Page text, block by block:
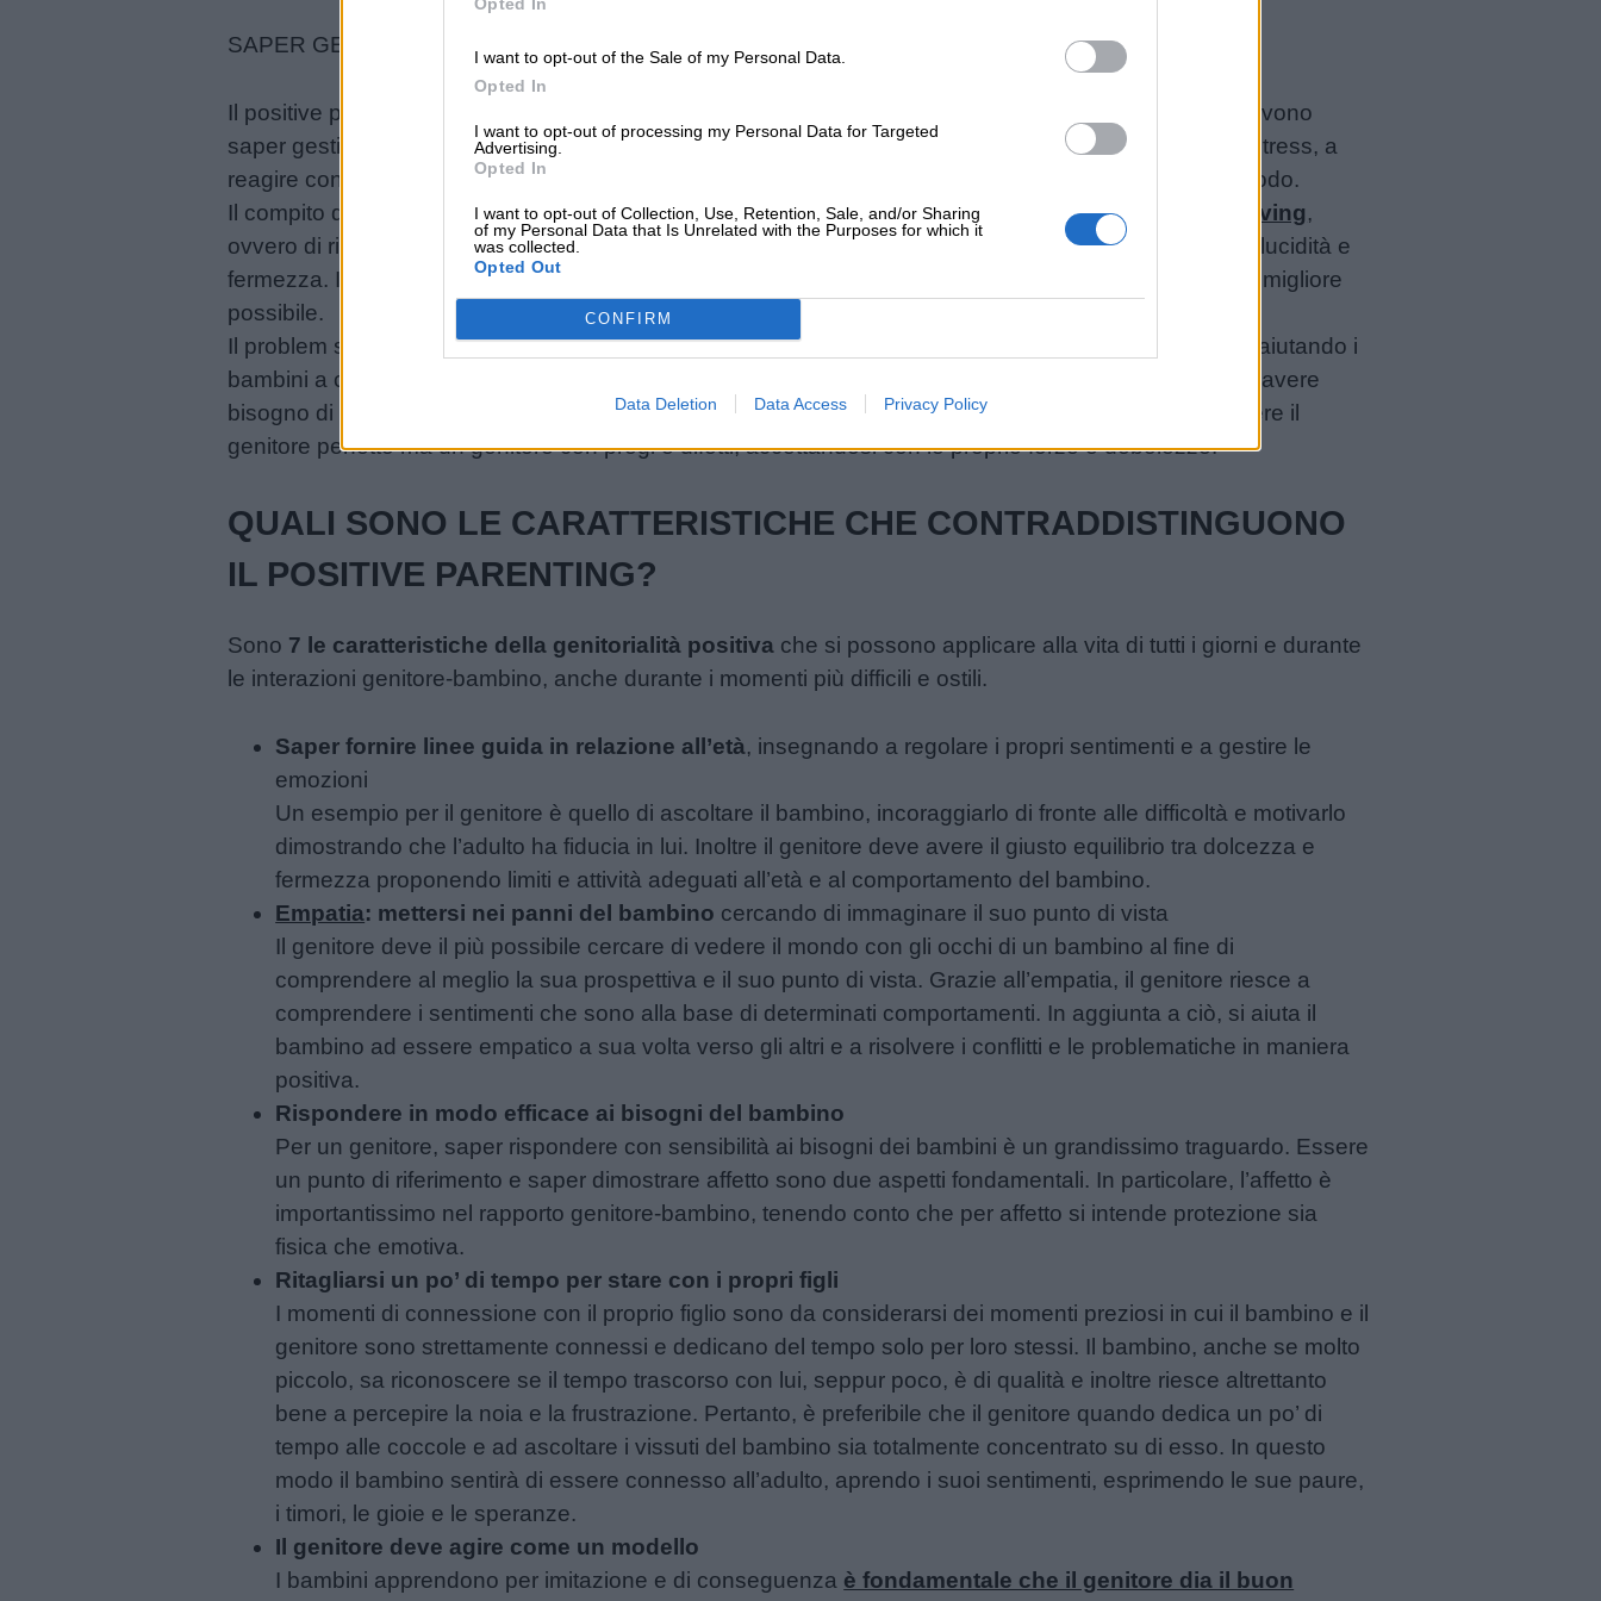
I want to opt-out of the Sale of my Personal Data.
Opted In
I want to opt-out of processing my Personal Data for Targeted
Advertising.
Opted In
I want to opt-out of Collection, Use, Retention, Sale, and/or Sharing
of my Personal Data that Is Unrelated with the Purposes for which it
was collected.
Opted Out
CONFIRM
Data Deletion Data Access Privacy Policy
SAPER GESTIRE LE EMOZIONI
Il positive parenting mette l’accento sul fatto che i genitori per mettere in atto la genitorialità positiva devono
saper gestire le emozioni; in questo modo anche i più piccoli riusciranno, in determinate situazioni di stress, a
reagire con maggiore calma e lucidità poiché hanno visto i genitori comportarsi in quel determinato modo.
Il compito del genitore è quello di riuscire a sviluppare nel proprio bambino la capacità di
problem solving,
ovvero di risoluzione dei problemi. Questo metodo aiuta i bambini a pensare con la propria testa, con lucidità e
fermezza. Inoltre, permetterà loro di essere da grandi degli individui che mirano a trovare la soluzione migliore
possibile.
Il problem solving permette diriuscire a gestire le emozioni
, sia quelle positive che quelle negative, aiutando i
bambini a chiedere aiuto quando ne sentono necessità ma soprattutto capire quando sono gli altri ad avere
bisogno di aiuto. Infatti il fine ultimo di essere genitori e il reale obiettivo educativo non è quello di essere il
genitore perfetto ma un genitore con pregi e difetti, accettandosi con le proprie forze e debolezze.
QUALI SONO LE CARATTERISTICHE CHE CONTRADDISTINGUONO
IL POSITIVE PARENTING?
Sono 7 le caratteristiche della genitorialità positiva che si possono applicare alla vita di tutti i giorni e durante
le interazioni genitore-bambino, anche durante i momenti più difficili e ostili.
Saper fornire linee guida in relazione all’età, insegnando a regolare i propri sentimenti e a gestire le
emozioni
Un esempio per il genitore è quello di ascoltare il bambino, incoraggiarlo di fronte alle difficoltà e motivarlo
dimostrando che l’adulto ha fiducia in lui. Inoltre il genitore deve avere il giusto equilibrio tra dolcezza e
fermezza proponendo limiti e attività adeguati all’età e al comportamento del bambino.
Empatia: mettersi nei panni del bambino cercando di immaginare il suo punto di vista
Il genitore deve il più possibile cercare di vedere il mondo con gli occhi di un bambino al fine di
comprendere al meglio la sua prospettiva e il suo punto di vista. Grazie all’empatia, il genitore riesce a
comprendere i sentimenti che sono alla base di determinati comportamenti. In aggiunta a ciò, si aiuta il
bambino ad essere empatico a sua volta verso gli altri e a risolvere i conflitti e le problematiche in maniera
positiva.
Rispondere in modo efficace ai bisogni del bambino
Per un genitore, saper rispondere con sensibilità ai bisogni dei bambini è un grandissimo traguardo. Essere
un punto di riferimento e saper dimostrare affetto sono due aspetti fondamentali. In particolare, l’affetto è
importantissimo nel rapporto genitore-bambino, tenendo conto che per affetto si intende protezione sia
fisica che emotiva.
Ritagliarsi un po’ di tempo per stare con i propri figli
I momenti di connessione con il proprio figlio sono da considerarsi dei momenti preziosi in cui il bambino e il
genitore sono strettamente connessi e dedicano del tempo solo per loro stessi. Il bambino, anche se molto
piccolo, sa riconoscere se il tempo trascorso con lui, seppur poco, è di qualità e inoltre riesce altrettanto
bene a percepire la noia e la frustrazione. Pertanto, è preferibile che il genitore quando dedica un po’ di
tempo alle coccole e ad ascoltare i vissuti del bambino sia totalmente concentrato su di esso. In questo
modo il bambino sentirà di essere connesso all’adulto, aprendo i suoi sentimenti, esprimendo le sue paure,
i timori, le gioie e le speranze.
Il genitore deve agire come un modello
I bambini apprendono per imitazione e di conseguenza è fondamentale che il genitore dia il buon